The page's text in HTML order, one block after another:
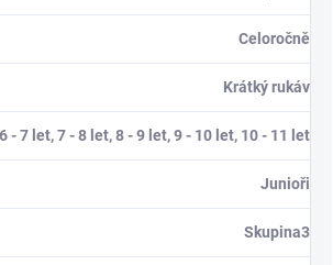
Celoročně
Krátký rukáv
6 - 7 let, 7 - 8 let, 8 - 9 let, 9 - 10 let, 10 - 11 let
Junioři
Skupina3